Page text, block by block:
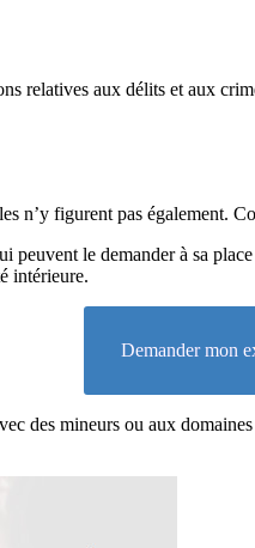
relatives aux délits et aux
n’y figurent pas également.
peuvent le demander à sa
intérieure.
Demander mon
des mineurs ou aux